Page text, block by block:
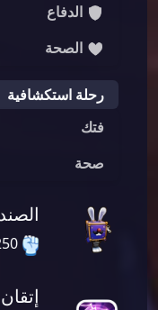
الدفاع
الصحة
رحلة استكشافية
فتك
صحة